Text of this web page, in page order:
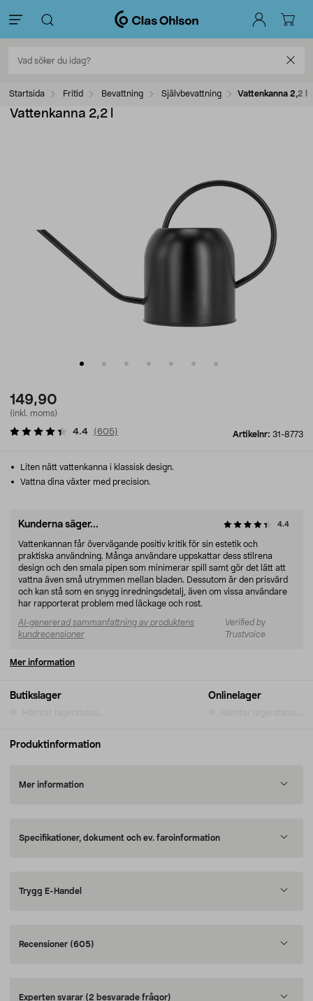
Startsida Fritid Bevattning Självbevattning Vattenkanna 2,2 l
Vattenkanna 2,2 l
149,90
(inkl. moms)
Artikelnr: 31-8773
4.4 (605)
Butikslager Onlinelager
Liten nätt vattenkanna i klassisk design.
Vattna dina växter med precision.
Kunderna säger... 4.4
Vattenkannan får övervägande positiv kritik för sin estetik och
praktiska användning. Många användare uppskattar dess stilrena
design och den smala pipen som minimerar spill samt gör det lätt att
vattna även små utrymmen mellan bladen. Dessutom är den prisvärd
och kan stå som en snygg inredningsdetalj, även om vissa användare
har rapporterat problem med läckage och rost.
AI-genererad sammanfattning av produktens
kundrecensioner
Verified by
Trustvoice
Mer information
Produktinformation
Mer information
Specifikationer, dokument och ev. faroinformation
Trygg E-Handel
Recensioner (605)
Experten svarar (2 besvarade frågor)